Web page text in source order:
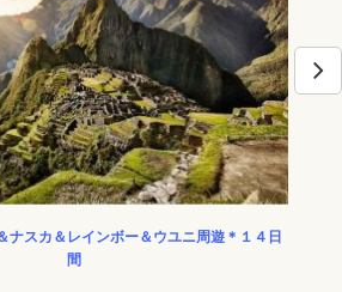
ナスカ＆レインボー＆ウユニ周遊＊１４日
間